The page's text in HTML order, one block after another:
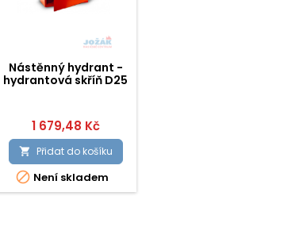
Nástěnný hydrant -
hydrantová skříň D25
1 679,48 Kč
 Přidat do košíku
 Není skladem